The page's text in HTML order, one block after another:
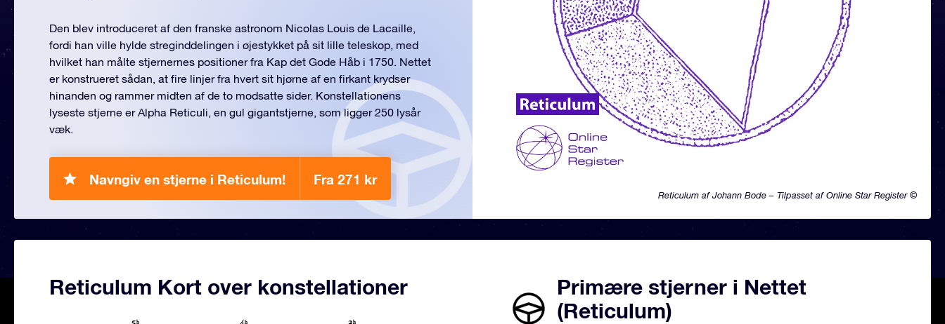
Reticulum af Johann Bode – Tilpasset af Online Star Register ©
Den blev introduceret af den franske astronom Nicolas Louis de Lacaille,
fordi han ville hylde streginddelingen i øjestykket på sit lille teleskop, med
hvilket han målte stjernernes positioner fra Kap det Gode Håb i 1750. Nettet
er konstrueret sådan, at fire linjer fra hvert sit hjørne af en firkant krydser
hinanden og rammer midten af de to modsatte sider. Konstellationens
lyseste stjerne er Alpha Reticuli, en gul gigantstjerne, som ligger 250 lysår
væk.
Navngiv en stjerne i Reticulum! Fra 271 kr
Reticulum Kort over konstellationer
Primære stjerner i Nettet
(Reticulum)